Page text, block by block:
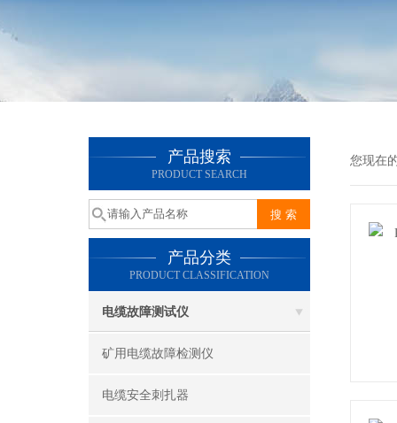
产品搜索
PRODUCT SEARCH
产品分类
PRODUCT CLASSIFICATION
电缆故障测试仪
矿用电缆故障检测仪
电缆安全刺扎器
您现在